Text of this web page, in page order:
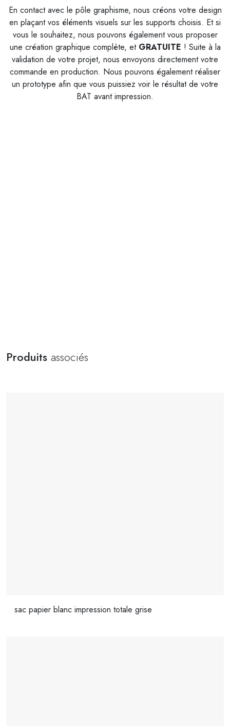
En contact avec le pôle graphisme, nous créons votre design
en plaçant vos éléments visuels sur les supports choisis. Et si
vous le souhaitez, nous pouvons également vous proposer
une création graphique complète, et GRATUITE ! Suite à la
validation de votre projet, nous envoyons directement votre
commande en production. Nous pouvons également réaliser
un prototype afin que vous puissiez voir le résultat de votre
BAT avant impression.
Produits associés
sac papier blanc impression totale grise